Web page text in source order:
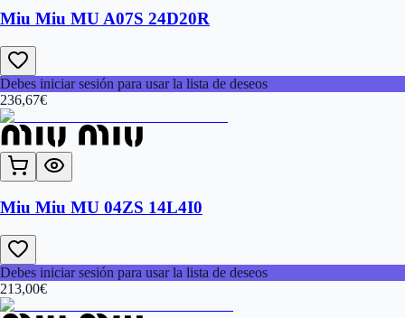
Miu Miu MU A07S 24D20R
Debes iniciar sesión para usar la lista de deseos
236,67€
Miu Miu MU 04ZS 14L4I0
Debes iniciar sesión para usar la lista de deseos
213,00€